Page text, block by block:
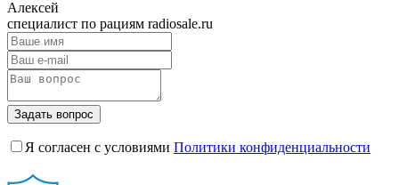
Алексей
специалист по рациям radiosale.ru
Задать вопрос
Я согласен с условиями Политики конфиденциальности